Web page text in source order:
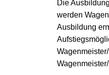
Die
werden
Ausbildung